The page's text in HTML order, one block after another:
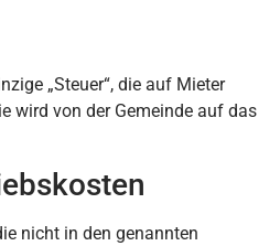
„Steuer“, die auf Mieter
wird von der Gemeinde auf das
nicht in den genannten